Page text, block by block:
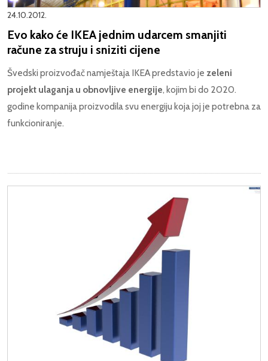
24.10.2012.
Evo kako će IKEA jednim udarcem smanjiti
račune za struju i sniziti cijene
Švedski proizvođač namještaja IKEA predstavio je zeleni
projekt ulaganja u obnovljive energije, kojim bi do 2020.
godine kompanija proizvodila svu energiju koja joj je potrebna za
funkcioniranje.